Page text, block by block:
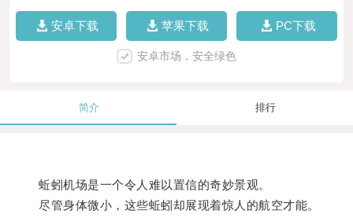
安卓下载 苹果下载 PC下载
安卓市场，安全绿色
简介 排行
蚯蚓机场是一个令人难以置信的奇妙景观。
尽管身体微小，这些蚯蚓却展现着惊人的航空才能。